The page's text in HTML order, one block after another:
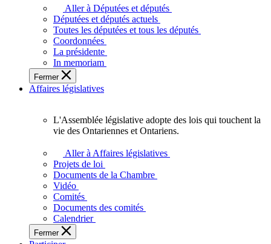
députés
vous
représentent
sein
de
l'Assemblée
législative
l'Ontario.
Aller à Députées et députés
Députées et députés actuels
Toutes les députées et tous les députés
Coordonnées
La présidente
In memoriam
Fermer
Affaires législatives
L'Assemblée
adopte
touchent
des
Ontariennes
L'Assemblée législative adopte des lois qui touchent la
vie des Ontariennes et Ontariens.
Aller à Affaires législatives
Projets de loi
Documents de la Chambre
Vidéo
Comités
Documents des comités
Calendrier
Fermer